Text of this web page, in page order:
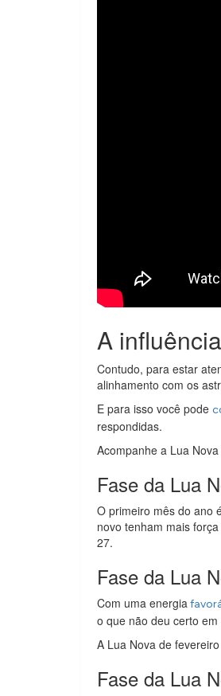
A
Contudo, para estar
alinhamento com os
E para isso você pode
respondidas.
Acompanhe a Lua
Fase da Lua
O primeiro mês do ano
novo tenham mais
27.
Fase da Lua
Com uma energia
o que não deu certo
A Lua Nova de
Fase da Lua